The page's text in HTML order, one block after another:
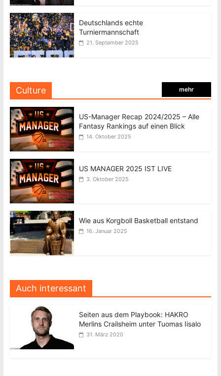
Deutschlands echte
Turniermannschaft
21. September 2025
Culture mehr
US-Manager Recap 2024/2025 – Alle
Fantasy Rankings auf einen Blick
14. Oktober 2025
US MANAGER 2025 IST LIVE
3. Oktober 2025
Wie aus Korgboll Basketball entstand
16. Januar 2025
Auch interessant
Seiten aus dem Playbook: HAKRO
Merlins Crailsheim unter Tuomas Iisalo
31. März 2020